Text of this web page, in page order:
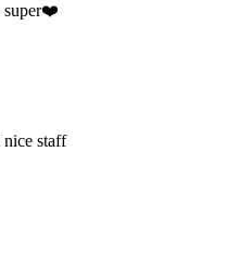
super❤️
nice staff